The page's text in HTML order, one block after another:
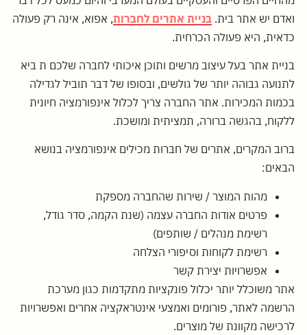
ואדם יש אתר בית. בניית אתרים לחברות, אפוא, אינה רק פעולה
כדאית, היא פעולה הכרחית.
בניית אתר בעל עיצוב מרשים ותוכן איכותי לחברה שלכם ת ביא
לתנועה גבוהה יותר של גולשים, ובסופו של דבר תוביל לגדילה
בכמות המכירות. אתר החברה צריך לכלול אינפורמציה חיונית
ללקוח, בהגשה ברורה, תמציתית ומושכת.
ברוב המקרים, אתרים של חברות מכילים אינפורמציה בנושא
הבאים:
מהות המוצר / שירות שהחברה מספקת
פרטים אודות החברה עצמה (שנת הקמה, סדר גודל,
רשימת מנהלים / שותפים)
רשימת לקוחות וסיפורי הצלחה
אפשרויות יצירת קשר
אתר משוכלל יותר יכלול פונקציות מתקדמות כגון מערכת
הרשמה לאתר, פורומים ואמצעי אינטראקציה אחרים ואפשרויות
לרכישה מקוונת של מוצרים.